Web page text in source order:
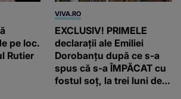
pe loc.
Rutier
VIVA.RO
EXCLUSIV! PRIMELE
declarații ale Emiliei
Dorobanțu după ce s-a
spus că s-a ÎMPĂCAT cu
fostul soț, la trei luni de